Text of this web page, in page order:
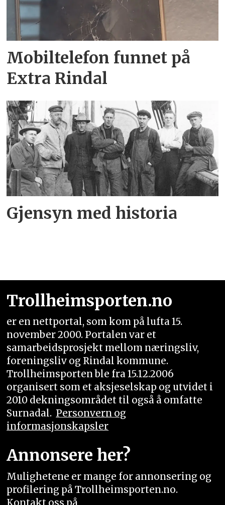
Mobiltelefon funnet på
Extra Rindal
Gjensyn med historia
Trollheimsporten.no
er en nettportal, som kom på lufta 15.
november 2000. Portalen var et
samarbeidsprosjekt mellom næringsliv,
foreningsliv og Rindal kommune.
Trollheimsporten ble fra 15.12.2006
organisert som et aksjeselskap og utvidet i
2010 dekningsområdet til også å omfatte
Surnadal. Personvern og
informasjonskapsler
Annonsere her?
Mulighetene er mange for annonsering og
profilering på Trollheimsporten.no.